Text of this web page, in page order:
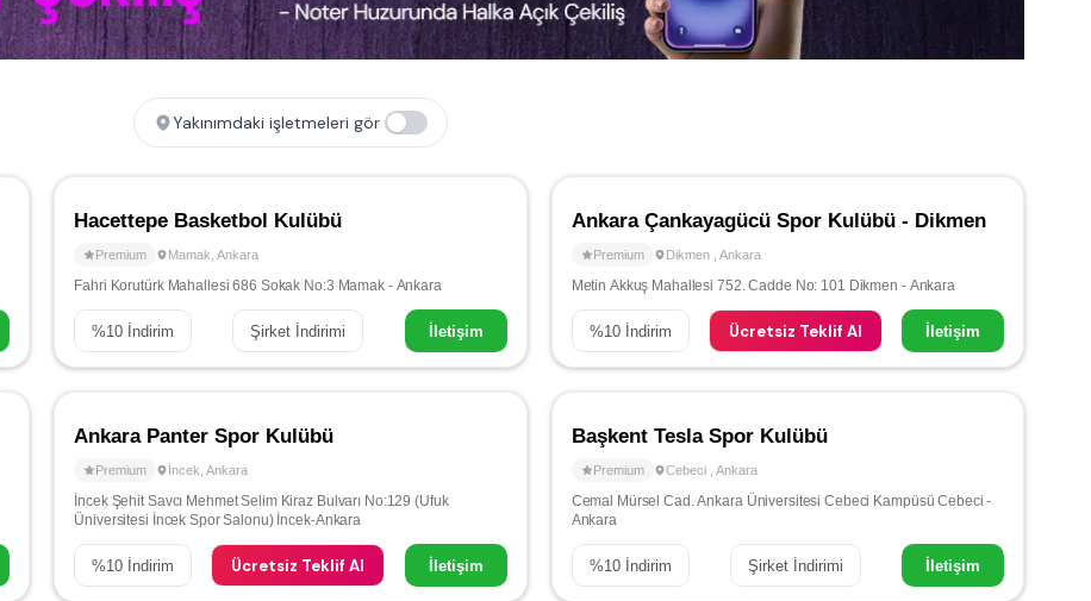
Yakınımdaki işletmeleri gör
Hacettepe Basketbol Kulübü
Premium Mamak ,Ankara
Fahri Korutürk Mahallesi 686 Sokak No:3 Mamak - Ankara
%10 İndirim Şirket İndirimi İletişim
Ankara Çankayagücü Spor Kulübü - Dikmen
Premium Dikmen Ankara
Metin Akkuş Mahallesi 752. Cadde No: 101 Dikmen - Ankara
%10İndirim Ücretsiz Teklif Al İletişim
Ankara Panter Spor Kulübü
Premium İncek ,Ankara
İncek Şehit Savcı Mehmet Selim Kiraz Bulvarı No:129 (Ufuk
Üniversitesi İncek Spor Salonu) İncek-Ankara
%10 İndirim Ücretsiz Teklif Al İletişim
Başkent Tesla Spor Kulübü
Premium Cebeci Ankara
Cemal Mürsel Cad. Ankara Üniversitesi Cebeci Kampüsü Cebeci -
Ankara
%10İndirim Şirket İndirimi İletişim